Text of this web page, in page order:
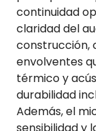
continuidad
claridad del
construcción,
envolventes
térmico y
durabilidad
Además, el
sensibilidad y